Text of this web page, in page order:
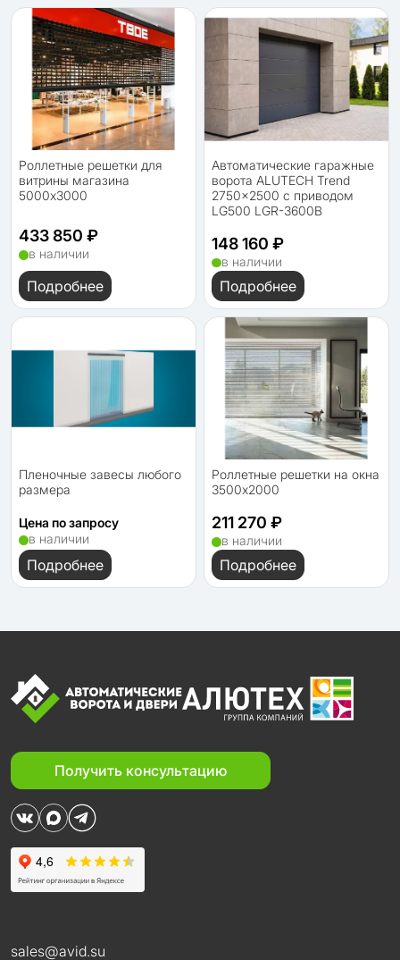
Роллетные решетки для
витрины магазина
5000x3000
433 850 ₽
в наличии
Подробнее
Автоматические гаражные
ворота ALUTECH Trend
2750×2500 с приводом
LG500 LGR-3600B
148 160 ₽
в наличии
Подробнее
Пленочные завесы любого
размера
Цена по запросу
в наличии
Подробнее
Роллетные решетки на окна
3500x2000
211 270 ₽
в наличии
Подробнее
Получить консультацию
sales@avid.su